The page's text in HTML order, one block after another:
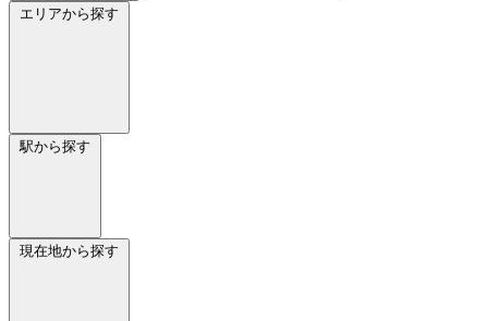
エリアから探す
駅から探す
現在地から探す